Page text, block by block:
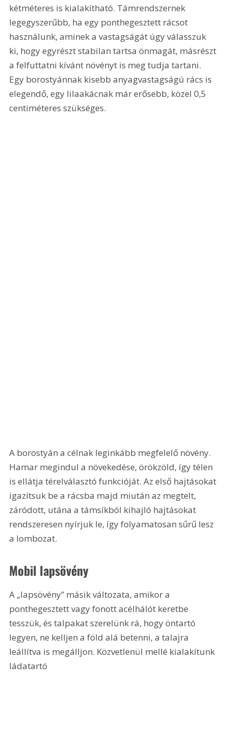
kétméteres is kialakítható. Támrendszernek
legegyszerűbb, ha egy ponthegesztett rácsot
használunk, aminek a vastagságát úgy válasszuk
ki, hogy egyrészt stabilan tartsa önmagát, másrészt
a felfuttatni kívánt növényt is meg tudja tartani.
Egy borostyánnak kisebb anyagvastagságú rács is
elegendő, egy lilaakácnak már erősebb, közel 0,5
centiméteres szükséges.
A borostyán a célnak leginkább megfelelő növény.
Hamar megindul a növekedése, örökzöld, így télen
is ellátja térelválasztó funkcióját. Az első hajtásokat
igazítsuk be a rácsba majd miután az megtelt,
záródott, utána a támsíkból kihajló hajtásokat
rendszeresen nyírjuk le, így folyamatosan sűrű lesz
a lombozat.
Mobil lapsövény
A „lapsövény” másik változata, amikor a
ponthegesztett vagy fonott acélhálót keretbe
tesszük, és talpakat szerelünk rá, hogy öntartó
legyen, ne kelljen a föld alá betenni, a talajra
leállítva is megálljon. Közvetlenül mellé kialakítunk
ládatartó